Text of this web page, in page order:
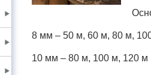
8 мм – 50 м, 60 м, 80 м,
10 мм – 80 м, 100 м, 120 м